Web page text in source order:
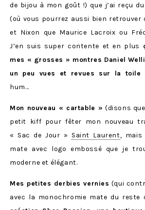
de bijou à mon goût !) que j’ai reçu
(où vous pourrez aussi bien retrouver
et Nixon que Maurice Lacroix ou
J’en suis super contente et en plus
mes « grosses » montres Daniel
un peu vues et revues sur la toile
hum…
Mon nouveau « cartable » (disons
petit kiff pour fêter mon nouveau
« Sac de Jour » Saint Laurent, mais
mate avec logo embossé que je
moderne et élégant.
Mes petites derbies vernies (qui
avec la monochromie mate du reste